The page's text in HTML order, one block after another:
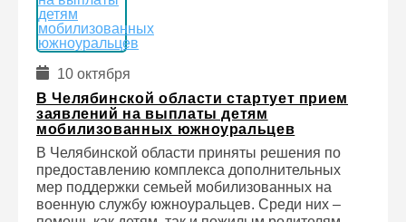
10 октября
В Челябинской области стартует прием
заявлений на выплаты детям
мобилизованных южноуральцев
В Челябинской области приняты решения по
предоставлению комплекса дополнительных
мер поддержки семьей мобилизованных на
военную службу южноуральцев. Среди них –